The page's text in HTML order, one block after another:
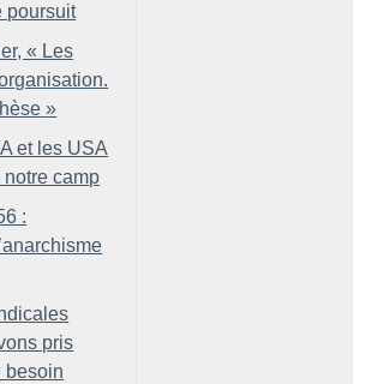
poursuit
« Les
»
et les USA
notre camp
:
pris
besoin